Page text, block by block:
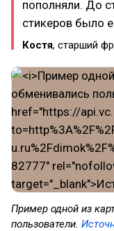
пополняли. До
стикеров было
Костя, старший
Пример одной из
пользователи.